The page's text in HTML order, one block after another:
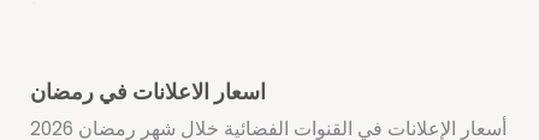
اسعار الاعلانات في رمضان
أسعار الإعلانات في القنوات الفضائية خلال شهر رمضان 2026